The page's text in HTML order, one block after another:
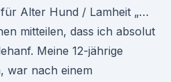
Alter Hund / Lamheit „…
mitteilen, dass ich absolut
Meine 12-jährige
war nach einem